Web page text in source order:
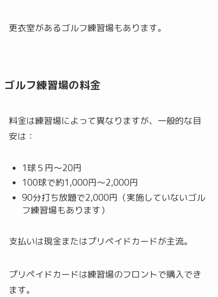
更衣室があるゴルフ練習場もあります。
ゴルフ練習場の料金
料金は練習場によって異なりますが、一般的な目
安は：
1球５円～20円
100球で約1,000円～2,000円
90分打ち放題で2,000円（実施していないゴル
フ練習場もあります）
支払いは現金またはプリペイドカードが主流。
プリペイドカードは練習場のフロントで購入でき
ます。